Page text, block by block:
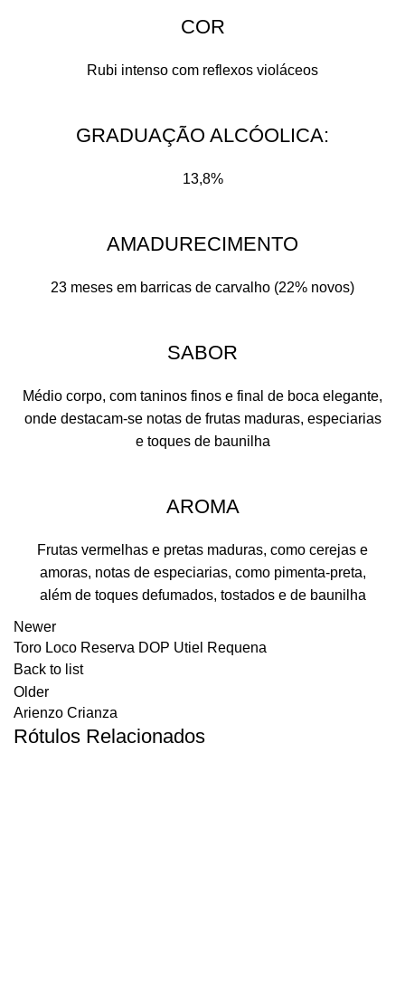
COR
Rubi intenso com reflexos violáceos
GRADUAÇÃO ALCÓOLICA:​
13,8%
AMADURECIMENTO
23 meses em barricas de carvalho (22% novos)
SABOR
Médio corpo, com taninos finos e final de boca elegante,
onde destacam-se notas de frutas maduras, especiarias
e toques de baunilha
AROMA
Frutas vermelhas e pretas maduras, como cerejas e
amoras, notas de especiarias, como pimenta-preta,
além de toques defumados, tostados e de baunilha
Newer
Toro Loco Reserva DOP Utiel Requena
Back to list
Older
Arienzo Crianza
Rótulos Relacionados